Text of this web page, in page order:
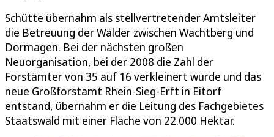
Schütte übernahm als stellvertretender Amtsleiter
die Betreuung der Wälder zwischen Wachtberg und
Dormagen. Bei der nächsten großen
Neuorganisation, bei der 2008 die Zahl der
Forstämter von 35 auf 16 verkleinert wurde und das
neue Großforstamt Rhein-Sieg-Erft in Eitorf
entstand, übernahm er die Leitung des Fachgebietes
Staatswald mit einer Fläche von 22.000 Hektar.